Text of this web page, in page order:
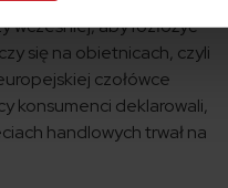
wcześniej, aby rozłożyć
się na obietnicach, czyli
czołówce
konsumenci deklarowali,
handlowych trwał na